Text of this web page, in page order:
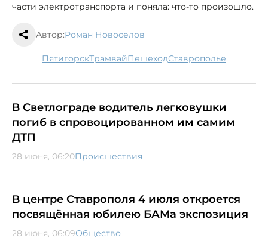
части электротранспорта и поняла: что-то произошло.
Автор:Роман Новоселов
Пятигорск трамвай пешеход Ставрополье
В Светлограде водитель легковушки
погиб в спровоцированном им самим
ДТП
28 июня, 06:20Происшествия
В центре Ставрополя 4 июля откроется
посвящённая юбилею БАМа экспозиция
28 июня, 06:09Общество